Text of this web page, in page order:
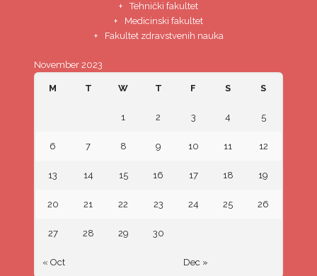
Tehnički fakultet
Medicinski fakultet
Fakultet zdravstvenih nauka
November 2023
M T W T F S S
« Oct Dec »
1 2 3 4 5
6 7 8 9 10 11 12
13 14 15 16 17 18 19
20 21 22 23 24 25 26
27 28 29 30